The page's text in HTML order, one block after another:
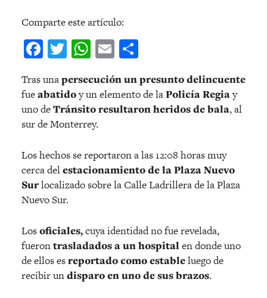
Comparte este artículo:
Facebook
Twitter
WhatsApp
Email
Tras unapersecución un presunto delincuente
fueabatidoy un elemento de laPolicía Regiay
uno deTránsitoresultaron heridos de bala, al
sur de Monterrey.
Los hechos se reportaron a las 12:08 horas muy
cerca delestacionamiento de la Plaza Nuevo
Surlocalizado sobre la Calle Ladrillera de la Plaza
Nuevo Sur.
Losoficiales,cuya identidad no fue revelada,
fuerontrasladados a un hospital en donde uno
de ellos esreportado como estableluego de
recibir undisparo en uno de sus brazos.